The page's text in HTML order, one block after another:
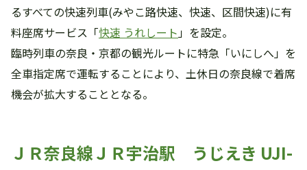
るすべての快速列車(みやこ路快速、快速、区間快速)に有
料座席サービス「快速 うれしート」を設定。
臨時列車の奈良・京都の観光ルートに特急「いにしへ」を
全車指定席で運転することにより、土休日の奈良線で着席
機会が拡大することとなる。
ＪＲ奈良線ＪＲ宇治駅 うじえき UJI-